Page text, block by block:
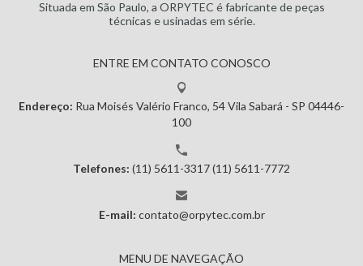
Situada em São Paulo, a ORPYTEC é fabricante de peças
técnicas eusinadas em série.
ENTRE EM CONTATO CONOSCO
Endereço: Rua Moisés Valério Franco, 54Vila Sabará - SP 04446-
100
Telefones: (11) 5611-3317(11) 5611-7772
E-mail: contato@orpytec.com.br
MENU DE NAVEGAÇÃO